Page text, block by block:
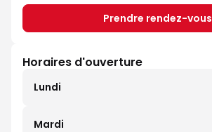
Prendre rendez-vous
Horaires d'ouverture
Lundi
Mardi